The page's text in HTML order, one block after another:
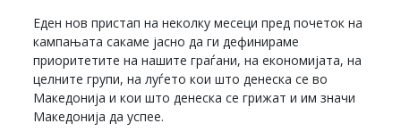
Еден нов пристап на неколку месеци пред почеток на
кампањата сакаме јасно да ги дефинираме
приоритетите на нашите граѓани, на економијата, на
целните групи, на луѓето кои што денеска се во
Македонија и кои што денеска се грижат и им значи
Македонија да успее.